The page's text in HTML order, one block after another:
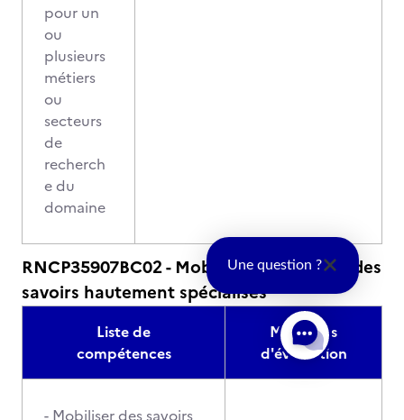
pour un
ou
plusieurs
métiers
ou
secteurs
de
recherch
e du
domaine
RNCP35907BC02 - Mobiliser et produire des
savoirs hautement spécialisés
Liste de
compétences
Modalités
d'évaluation
- Mobiliser des savoirs
Une question ?